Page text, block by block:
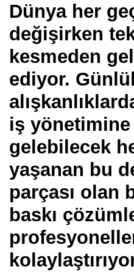
Dünya her
değişirken
kesmeden
ediyor.
iş
gelebilecek
yaşanan bu
parçası olan
baskı